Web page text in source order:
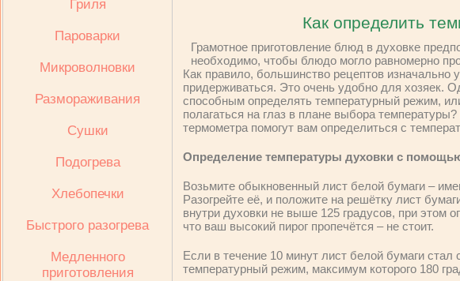
Гриля
Пароварки
Микроволновки
Размораживания
Сушки
Подогрева
Хлебопечки
Быстрого разогрева
Медленного
приготовления
Как определить
Грамотное приготовление блюд в духовке
необходимо, чтобы блюдо могло равномерно
Как правило, большинство рецептов изначально
придерживаться. Это очень удобно для хозяек.
способным определять температурный режим,
полагаться на глаз в плане выбора
термометра помогут вам определиться с
Определение температуры духовки с
Возьмите обыкновенный лист белой бумаги –
Разогрейте её, и положите на решётку лист
внутри духовки не выше 125 градусов, при этом
что ваш высокий пирог пропечётся – не стоит.
Если в течение 10 минут лист белой бумаги
температурный режим, максимум которого 180